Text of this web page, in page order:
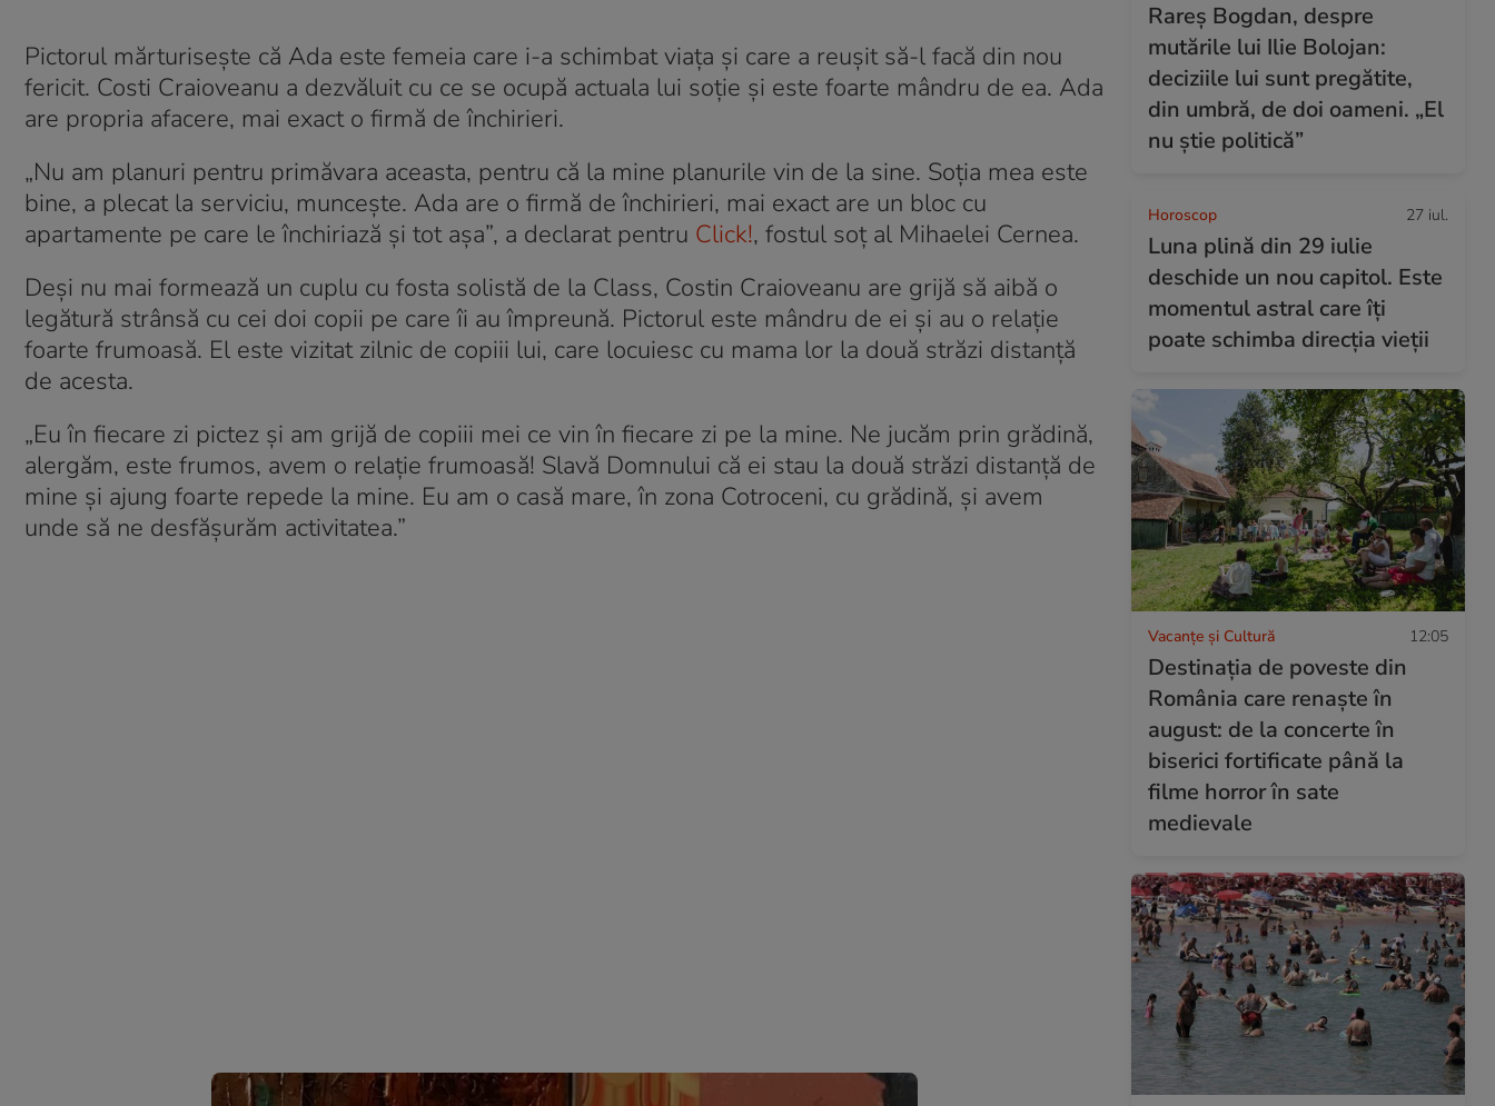
Pictorul mărturisește că Ada este femeia care i-a schimbat viața și care a reușit să-l facă din nou
fericit. Costi Craioveanu a dezvăluit cu ce se ocupă actuala lui soție și este foarte mândru de ea. Ada
are propria afacere, mai exact o firmă de închirieri.
„Nu am planuri pentru primăvara aceasta, pentru că la mine planurile vin de la sine. Soția mea este
bine, a plecat la serviciu, muncește. Ada are o firmă de închirieri, mai exact are un bloc cu
apartamente pe care le închiriază și tot așa”, a declarat pentru Click!, fostul soț al Mihaelei Cernea.
Deși nu mai formează un cuplu cu fosta solistă de la Class, Costin Craioveanu are grijă să aibă o
legătură strânsă cu cei doi copii pe care îi au împreună. Pictorul este mândru de ei și au o relație
foarte frumoasă. El este vizitat zilnic de copiii lui, care locuiesc cu mama lor la două străzi distanță
de acesta.
„Eu în fiecare zi pictez și am grijă de copiii mei ce vin în fiecare zi pe la mine. Ne jucăm prin grădină,
alergăm, este frumos, avem o relație frumoasă! Slavă Domnului că ei stau la două străzi distanță de
mine și ajung foarte repede la mine. Eu am o casă mare, în zona Cotroceni, cu grădină, și avem
unde să ne desfășurăm activitatea.”
Rareș Bogdan, despre
mutările lui Ilie Bolojan:
deciziile lui sunt pregătite,
din umbră, de doi oameni. „El
nu știe politică”
Horoscop 27 iul.
Luna plină din 29 iulie
deschide un nou capitol. Este
momentul astral care îți
poate schimba direcția vieții
Vacanțe și Cultură 12:05
Destinația de poveste din
România care renaște în
august: de la concerte în
biserici fortificate până la
filme horror în sate
medievale